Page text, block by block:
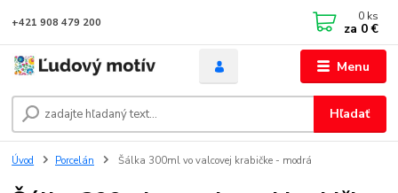
Menu
Hľadať
+421 908 479 200 0 ks
za 0 €
Úvod Porcelán Šálka 300ml vo valcovej krabičke - modrá